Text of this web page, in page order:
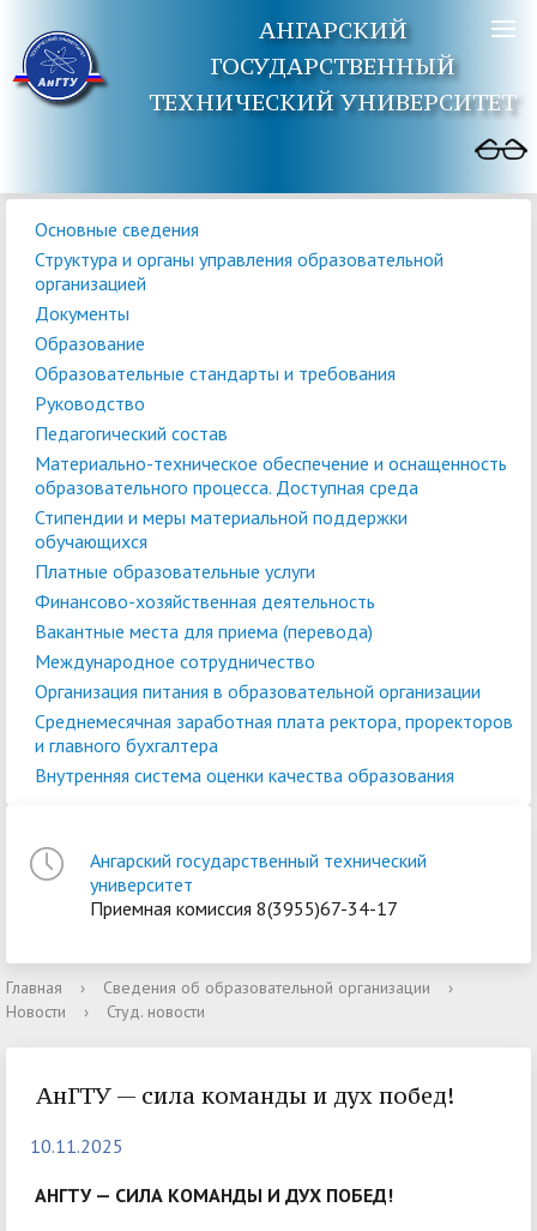
АНГАРСКИЙ
ГОСУДАРСТВЕННЫЙ
ТЕХНИЧЕСКИЙ УНИВЕРСИТЕТ
Основные сведения
Структура и органы управления образовательной
организацией
Документы
Образование
Образовательные стандарты и требования
Руководство
Педагогический состав
Материально-техническое обеспечение и оснащенность
образовательного процесса. Доступная среда
Стипендии и меры материальной поддержки
обучающихся
Платные образовательные услуги
Финансово-хозяйственная деятельность
Вакантные места для приема (перевода)
Международное сотрудничество
Организация питания в образовательной организации
Среднемесячная заработная плата ректора, проректоров
и главного бухгалтера
Внутренняя система оценки качества образования
Ангарский государственный технический
университет
Приемная комиссия 8(3955)67-34-17
Главная › Сведения об образовательной организации
›
Новости
› Студ. новости
АнГТУ — сила команды и дух побед!
10.11.2025
АНГТУ — СИЛА КОМАНДЫ И ДУХ ПОБЕД!